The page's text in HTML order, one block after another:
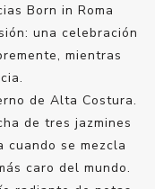
Born in Roma
una celebración
mientras
de Alta Costura.
de tres jazmines
cuando se mezcla
caro del mundo.